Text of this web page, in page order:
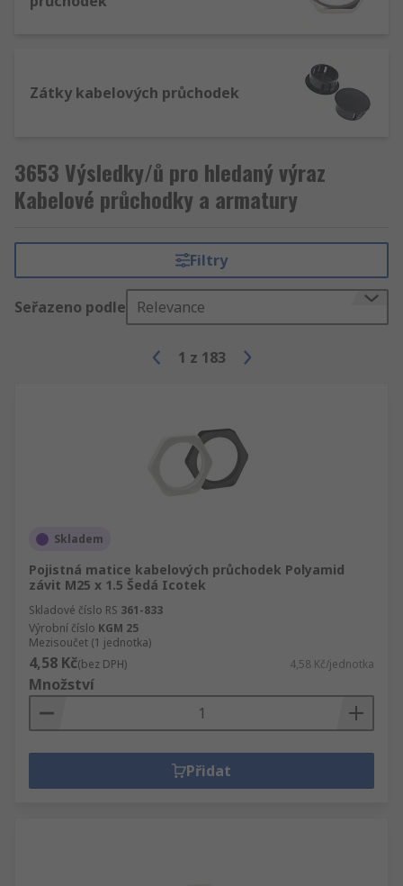
Zátky kabelových průchodek
3653 Výsledky/ů pro hledaný výraz
Kabelové průchodky a armatury
Filtry
Seřazeno podle Relevance
1 z 183
Skladem
Pojistná matice kabelových průchodek Polyamid
závit M25 x 1.5 Šedá Icotek
Skladové číslo RS 361-833
Výrobní číslo KGM 25
Mezisoučet (1 jednotka)
4,58 Kč(bez DPH) 4,58 Kč/jednotka
Množství
Přidat